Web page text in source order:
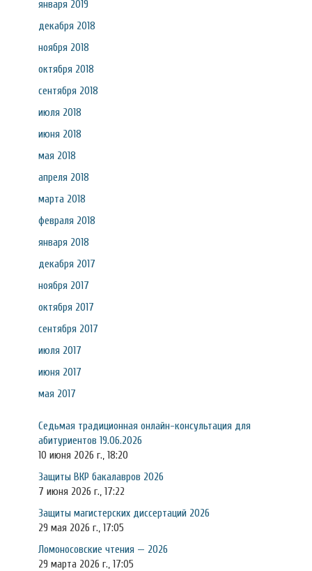
января 2019
декабря 2018
ноября 2018
октября 2018
сентября 2018
июля 2018
июня 2018
мая 2018
апреля 2018
марта 2018
февраля 2018
января 2018
декабря 2017
ноября 2017
октября 2017
сентября 2017
июля 2017
июня 2017
мая 2017
Седьмая традиционная онлайн-консультация для
абитуриентов 19.06.2026
10 июня 2026 г., 18:20
Защиты ВКР бакалавров 2026
7 июня 2026 г., 17:22
Защиты магистерских диссертаций 2026
29 мая 2026 г., 17:05
Ломоносовские чтения — 2026
29 марта 2026 г., 17:05